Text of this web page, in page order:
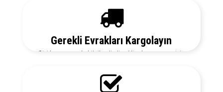
Gerekli Evrakları Kargolayın
Sizi her aşamada bilgilendirelim. Vize başvurunuz için